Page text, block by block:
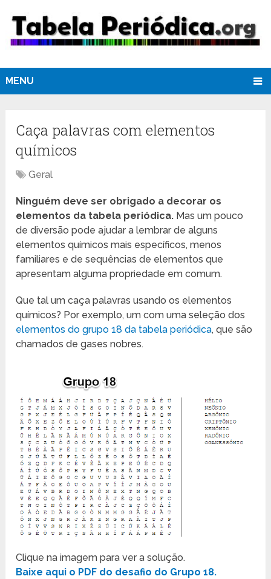
MENU
Caça palavras com elementos
químicos
Geral
Ninguém deve ser obrigado a decorar os
elementos da tabela periódica. Mas um pouco
de diversão pode ajudar a lembrar de alguns
elementos químicos mais específicos, menos
familiares e de sequências de elementos que
apresentam alguma propriedade em comum.
Que tal um caça palavras usando os elementos
químicos? Por exemplo, um com uma seleção dos
elementos do grupo 18 da tabela periódica, que são
chamados de gases nobres.
Clique na imagem para ver a solução.
Baixe aqui o PDF do desafio do Grupo 18.